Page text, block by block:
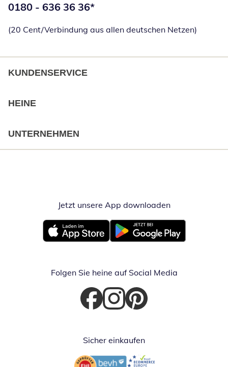
Telefonnummer:
0180 - 636 36 36*
(20 Cent/Verbindung aus allen deutschen Netzen)
KUNDENSERVICE
HEINE
UNTERNEHMEN
Jetzt unsere App downloadenÖffnet in
Öffnet in neuem FensterÖffnet in neuem Fenster
Folgen Sie heine auf Social Media
Öffnet in neuem Fenster
Öffnet in neuem Fenster
Öffnet in neuem Fenster
Sicher einkaufen